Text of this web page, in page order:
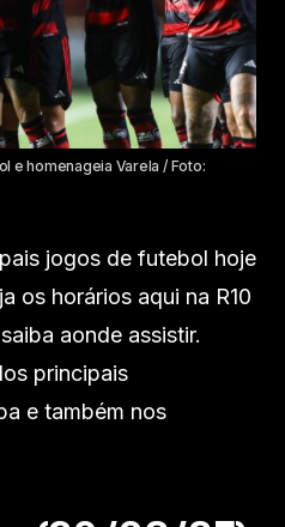
e homenageia Varela / Foto:
jogos de futebol hoje
os horários aqui na R10
aonde assistir.
principais
e também nos